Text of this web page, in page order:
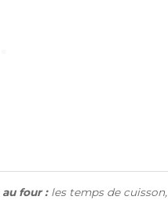
four :les temps de